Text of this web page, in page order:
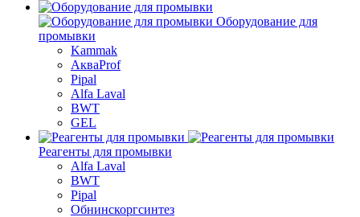
Оборудование для
промывки
Kammak
АкваProf
Pipal
Alfa Laval
BWT
GEL
Реагенты для промывки
Alfa Laval
BWT
Pipal
Обнинскоргсинтез